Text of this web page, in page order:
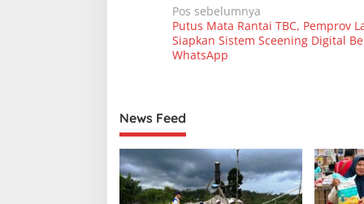
N
a
v
a
s
i
p
Pos sebelumnya
Putus Mata Rantai TBC, Pemprov
Siapkan Sistem Sceening Digital
WhatsApp
News Feed